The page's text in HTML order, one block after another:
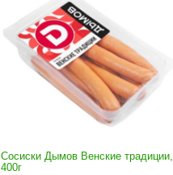
Сосиски Дымов Венские традиции,
400г